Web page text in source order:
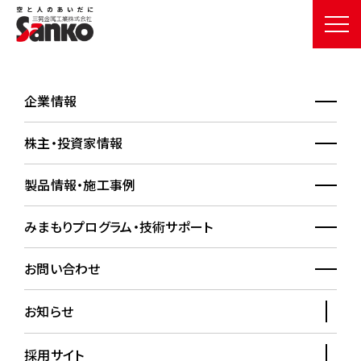
企業情報
株主・投資家情報
製品情報・施工事例
みまもりプログラム・技術サポート
お問い合わせ
お知らせ
採用サイト
施工事例詳細
WORKS
HOME